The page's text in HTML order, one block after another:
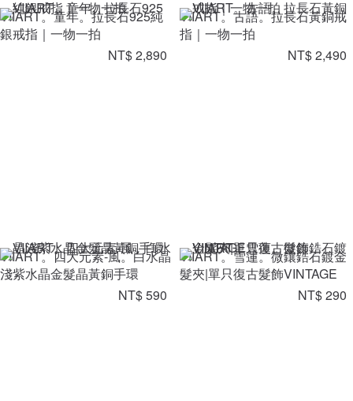
VIIART。童年。拉長石925純
銀戒指｜一物一拍
NT$ 2,890
VIIART。古語。拉長石黃銅戒
指｜一物一拍
NT$ 2,490
VIIART。四大元素-風。白水晶
淺紫水晶金髮晶黃銅手環
NT$ 590
VIIART。雪蓮。微鑲鋯石鍍金
髮夾|單只復古髮飾VINTAGE
NT$ 290